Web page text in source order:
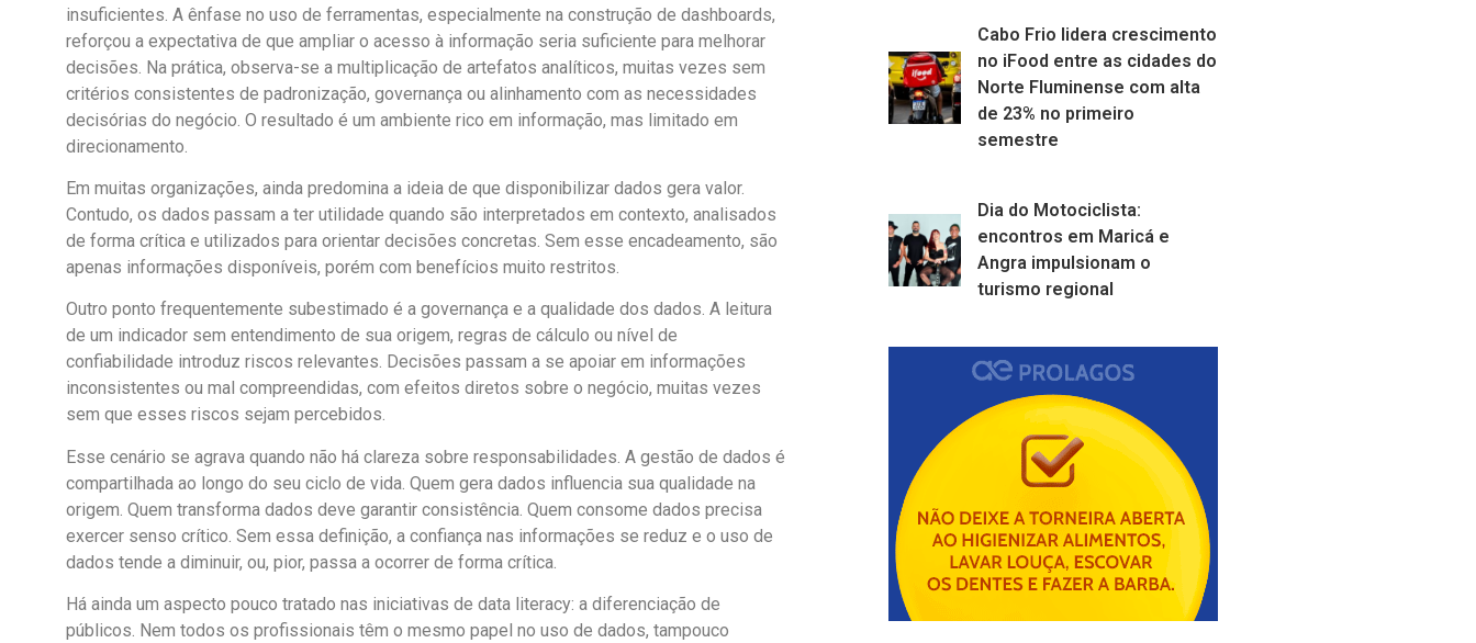
insuficientes. A ênfase no uso de ferramentas, especialmente na construção de dashboards,
reforçou a expectativa de que ampliar o acesso à informação seria suficiente para melhorar
decisões. Na prática, observa-se a multiplicação de artefatos analíticos, muitas vezes sem
critérios consistentes de padronização, governança ou alinhamento com as necessidades
decisórias do negócio. O resultado é um ambiente rico em informação, mas limitado em
direcionamento.
Em muitas organizações, ainda predomina a ideia de que disponibilizar dados gera valor.
Contudo, os dados passam a ter utilidade quando são interpretados em contexto, analisados
de forma crítica e utilizados para orientar decisões concretas. Sem esse encadeamento, são
apenas informações disponíveis, porém com benefícios muito restritos.
Outro ponto frequentemente subestimado é a governança e a qualidade dos dados. A leitura
de um indicador sem entendimento de sua origem, regras de cálculo ou nível de
confiabilidade introduz riscos relevantes. Decisões passam a se apoiar em informações
inconsistentes ou mal compreendidas, com efeitos diretos sobre o negócio, muitas vezes
sem que esses riscos sejam percebidos.
Esse cenário se agrava quando não há clareza sobre responsabilidades. A gestão de dados é
compartilhada ao longo do seu ciclo de vida. Quem gera dados influencia sua qualidade na
origem. Quem transforma dados deve garantir consistência. Quem consome dados precisa
exercer senso crítico. Sem essa definição, a confiança nas informações se reduz e o uso de
dados tende a diminuir, ou, pior, passa a ocorrer de forma crítica.
Há ainda um aspecto pouco tratado nas iniciativas de data literacy: a diferenciação de
públicos. Nem todos os profissionais têm o mesmo papel no uso de dados, tampouco
Cabo Frio lidera crescimento
no iFood entre as cidades do
Norte Fluminense com alta
de 23% no primeiro
semestre
Dia do Motociclista:
encontros em Maricá e
Angra impulsionam o
turismo regional